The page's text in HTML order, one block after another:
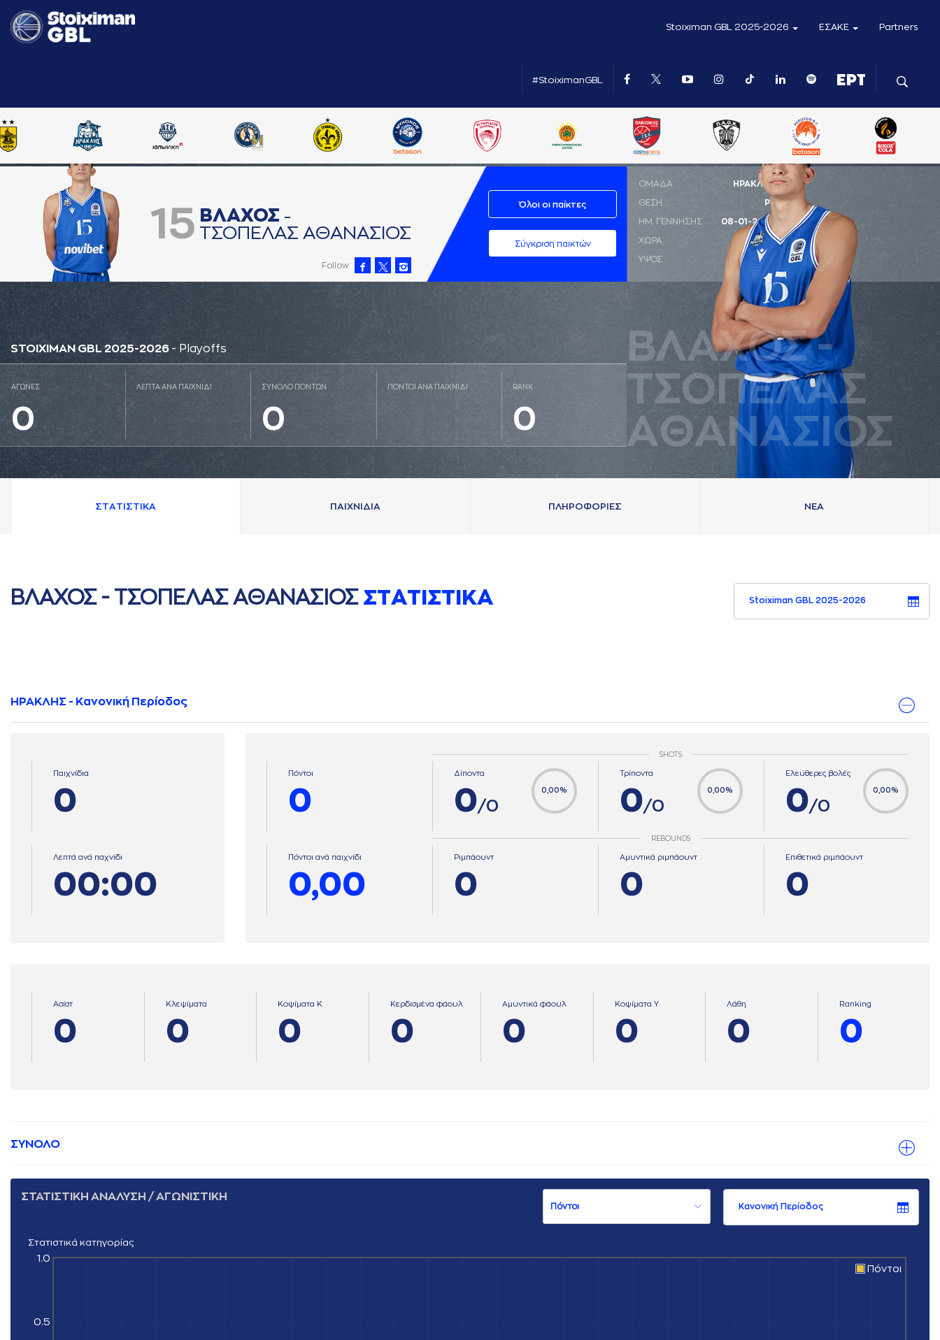
Stoiximan GBL 2025-2026 ΕΣΑΚΕ Partners
#StoiximanGBL
15 ΒΛAΧΟΣ -
ΤΣΟΠΕΛAΣ AΘAΝAΣΙΟΣ
Follow
Όλοι οι παίκτες
Σύγκριση παικτών
STOIXIMAN GBL 2025-2026 - Playoffs
ΑΓΩΝΕΣ
0
ΛΕΠΤΑ ΑΝΑ ΠΑΙΧΝΙΔΙ ΣΥΝΟΛΟ ΠΟΝΤΩΝ
0
ΠΟΝΤΟΙ ΑΝΑ ΠΑΙΧΝΙΔΙ RANK
0
ΒΛAΧΟΣ-
ΤΣΟΠΕΛAΣ
AΘAΝAΣΙΟΣ
ΟΜΑΔΑ ΗΡΑΚΛΗΣ
ΘΕΣΗ PF
ΗΜ. ΓΕΝΝΗΣΗΣ 08-01-2007
ΧΩΡΑ ΕΛΛΑΔΑ
ΥΨΟΣ 0,00 μ.
ΣΤAΤΙΣΤΙΚA ΠAΙΧΝΙΔΙA ΠΛΗΡΟΦΟΡΙΕΣ ΝΕA
ΒΛAΧΟΣ - ΤΣΟΠΕΛAΣ AΘAΝAΣΙΟΣ ΣΤAΤΙΣΤΙΚA Stoiximan GBL 2025-2026
ΗΡΑΚΛΗΣ - Κανονική Περίοδος
Παιχνίδια
0
Λεπτά ανά παχνίδι
00:00
Πόντοι
0
Πόντοι ανά παιχνίδι
0,00
SHOTS
0,00%
Δίποντα
0/0
0,00%
Τρίποντα
0/0
0,00%
Ελεύθερες βολές
0/0
REBOUNDS
Ριμπάουντ
0
Αμυντικά ριμπάουντ
0
Επιθετικά ριμπάουντ
0
Ασίστ
0
Κλεψίματα
0
Κοψίματα Κ
0
Κερδισμένα φάουλ
0
Αμυντικά φάουλ
0
Κοψίματα Υ
0
Λάθη
0
Ranking
0
ΣΥΝΟΛΟ
ΣΤΑΤΙΣΤΙΚΗ ΑΝΑΛΥΣΗ / ΑΓΩΝΙΣΤΙΚΗ
Κανονική Περίοδος
Στατιστικά κατηγορίας
0.5
1.0
Πόντοι